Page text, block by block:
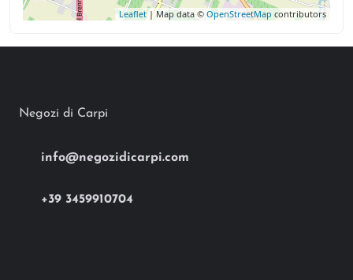
Leaflet | Map data © OpenStreetMap contributors
Negozi di Carpi
info@negozidicarpi.com
+39 3459910704